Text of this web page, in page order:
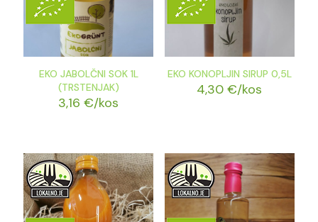
EKO JABOLČNI SOK 1L
(TRSTENJAK)
3,16€/kos
EKO KONOPLJIN SIRUP 0,5L
4,30€/kos